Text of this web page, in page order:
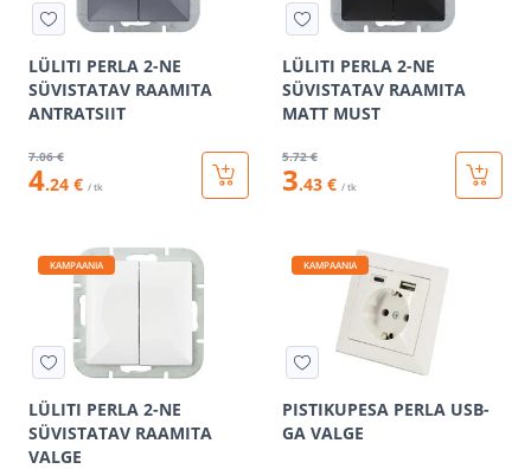
LÜLITI PERLA 2-NE
SÜVISTATAV RAAMITA
ANTRATSIIT
7.06 €
4.24 € / tk
LÜLITI PERLA 2-NE
SÜVISTATAV RAAMITA
MATT MUST
5.72 €
3.43 € / tk
KAMPAANIA
LÜLITI PERLA 2-NE
SÜVISTATAV RAAMITA
VALGE
KAMPAANIA
PISTIKUPESA PERLA USB-
GA VALGE